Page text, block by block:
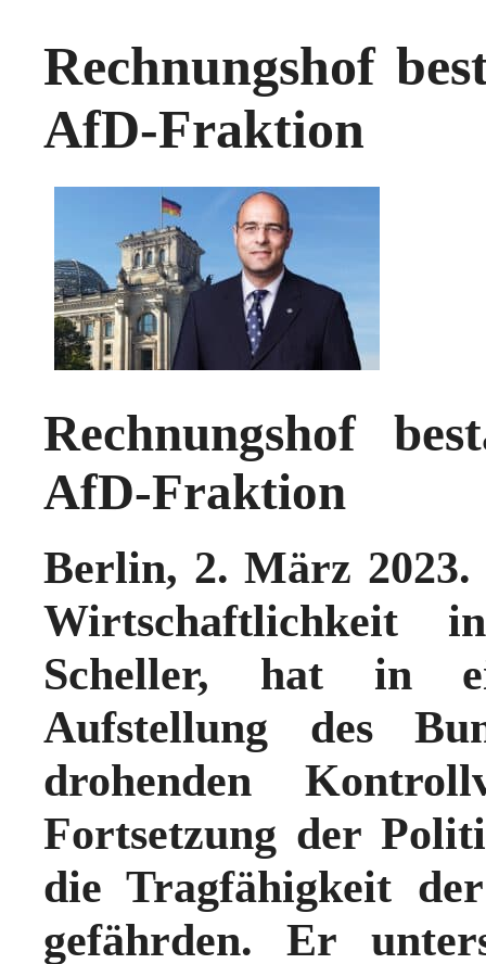
Rechnungshof
AfD-Fraktion
Rechnungshof
AfD-Fraktion
Berlin, 2. März
Wirtschaftlichkeit
Scheller, hat in
Aufstellung des
drohenden
Fortsetzung der
die Tragfähigkeit
gefährden. Er